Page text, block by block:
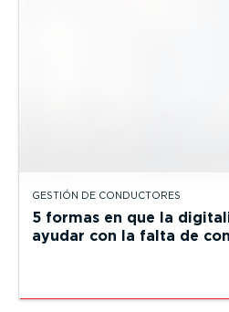
GESTIÓN DE CONDUCTORES
5 formas en que la
ayudar con la falta de